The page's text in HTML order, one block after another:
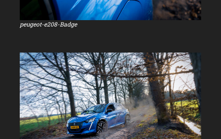
peugeot-e208-Badge